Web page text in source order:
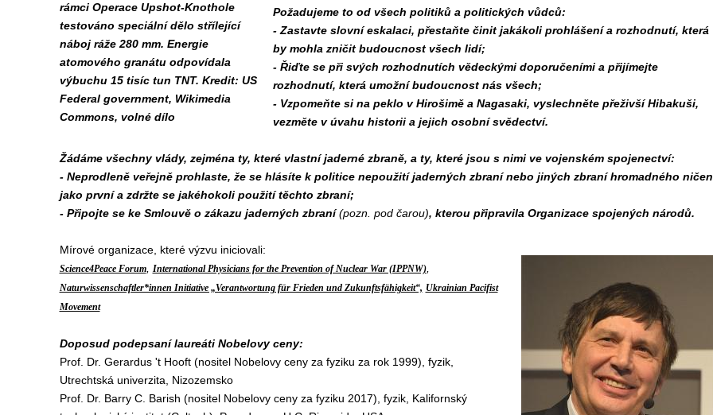
rámci Operace Upshot-Knothole
testováno speciální dělo střílející
náboj ráže 280 mm. Energie
atomového granátu odpovídala
výbuchu 15 tisíc tun TNT. Kredit: US
Federal government, Wikimedia
Commons, volné dílo
Požadujeme to od všech politiků a politických vůdců:
- Zastavte slovní eskalaci, přestaňte činit jakákoli prohlášení a rozhodnutí, která
by mohla zničit budoucnost všech lidí;
- Řiďte se při svých rozhodnutích vědeckými doporučeními a přijímejte
rozhodnutí, která umožní budoucnost nás všech;
- Vzpomeňte si na peklo v Hirošimě a Nagasaki, vyslechněte přeživší Hibakuši,
vezměte v úvahu historii a jejich osobní svědectví.
Žádáme všechny vlády, zejména ty, které vlastní jaderné zbraně, a ty, které jsou s nimi ve vojenském spojenectví:
- Neprodleně veřejně prohlaste, že se hlásíte k politice nepoužití jaderných zbraní nebo jiných zbraní hromadného
jako první a zdržte se jakéhokoli použití těchto zbraní;
- Připojte se ke Smlouvě o zákazu jaderných zbraní(pozn. pod čarou), kterou připravila Organizace spojených národů.
Mírové organizace, které výzvu iniciovali:
Science4Peace Forum, International Physicians for the Prevention of Nuclear War (IPPNW),
Naturwissenschaftler*innen Initiative „Verantwortung für Frieden und Zukunftsfähigkeit“, Ukrainian Pacifist
Movement
Doposud podepsaní laureáti Nobelovy ceny:
Prof. Dr. Gerardus 't Hooft (nositel Nobelovy ceny za fyziku za rok 1999), fyzik,
Utrechtská univerzita, Nizozemsko
Prof. Dr. Barry C. Barish (nositel Nobelovy ceny za fyziku 2017), fyzik, Kalifornský